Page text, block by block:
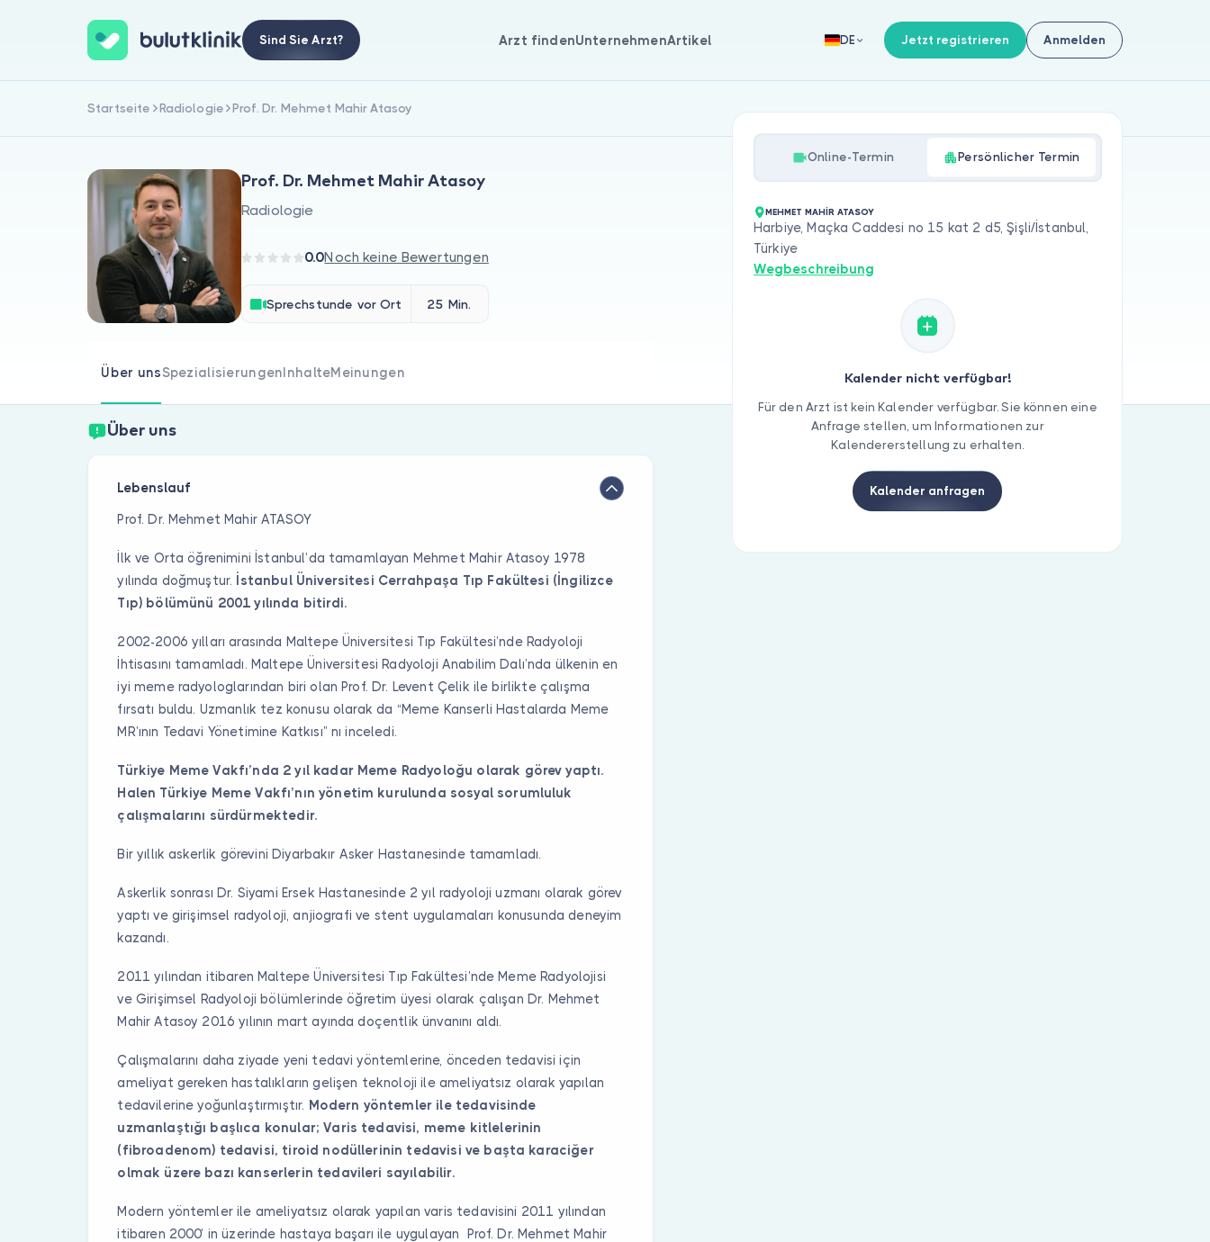
Sind Sie Arzt? Arzt findenUnternehmenArtikel DE Jetzt registrieren Anmelden
Startseite Radiologie Prof. Dr. Mehmet Mahir Atasoy
Prof. Dr. Mehmet Mahir Atasoy
Radiologie
0.0Noch keine Bewertungen
Sprechstunde vor Ort 25 Min.
Über unsSpezialisierungen InhalteMeinungen
Über uns
Lebenslauf
Prof. Dr. Mehmet Mahir ATASOY
İlk ve Orta öğrenimini İstanbul’da tamamlayan Mehmet Mahir Atasoy 1978
yılında doğmuştur.
İstanbul Üniversitesi Cerrahpaşa Tıp Fakültesi (İngilizce
Tıp) bölümünü 2001 yılında bitirdi.
2002-2006 yılları arasında Maltepe Üniversitesi Tıp Fakültesi’nde Radyoloji
İhtisasını tamamladı. Maltepe Üniversitesi Radyoloji Anabilim Dalı’nda ülkenin en
iyi meme radyologlarından biri olan Prof. Dr. Levent Çelik ile birlikte çalışma
fırsatı buldu. Uzmanlık tez konusu olarak da “Meme Kanserli Hastalarda Meme
MR’ının Tedavi Yönetimine Katkısı” nı inceledi.
Türkiye Meme Vakfı’nda 2 yıl kadar Meme Radyoloğu olarak görev yaptı.
Halen Türkiye Meme Vakfı’nın yönetim kurulunda sosyal sorumluluk
çalışmalarını sürdürmektedir.
Bir yıllık askerlik görevini Diyarbakır Asker Hastanesinde tamamladı.
Askerlik sonrası Dr. Siyami Ersek Hastanesinde 2 yıl radyoloji uzmanı olarak görev
yaptı ve girişimsel radyoloji, anjiografi ve stent uygulamaları konusunda deneyim
kazandı.
2011 yılından itibaren Maltepe Üniversitesi Tıp Fakültesi’nde Meme Radyolojisi
ve Girişimsel Radyoloji bölümlerinde öğretim üyesi olarak çalışan Dr. Mehmet
Mahir Atasoy 2016 yılının mart ayında doçentlik ünvanını aldı.
Çalışmalarını daha ziyade yeni tedavi yöntemlerine, önceden tedavisi için
ameliyat gereken hastalıkların gelişen teknoloji ile ameliyatsız olarak yapılan
tedavilerine yoğunlaştırmıştır. Modern yöntemler ile tedavisinde
uzmanlaştığı başlıca konular; Varis tedavisi, meme kitlelerinin
(fibroadenom) tedavisi, tiroid nodüllerinin tedavisi ve başta karaciğer
olmak üzere bazı kanserlerin tedavileri sayılabilir.
Modern yöntemler ile ameliyatsız olarak yapılan varis tedavisini 2011 yılından
itibaren 2000’ in üzerinde hastaya başarı ile uygulayan Prof. Dr. Mehmet Mahir
Online-Termin Persönlicher Termin
MEHMET MAHİR ATASOY
Harbiye, Maçka Caddesi no 15 kat 2 d5, Şişli/İstanbul,
Türkiye
Wegbeschreibung
Kalender nicht verfügbar!
Für den Arzt ist kein Kalender verfügbar. Sie können eine
Anfrage stellen, um Informationen zur
Kalendererstellung zu erhalten.
Kalender anfragen